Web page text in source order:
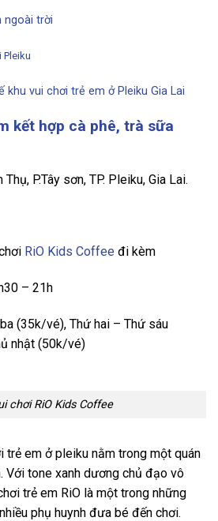
ngoài trời
Pleiku
khu vui chơi trẻ em ở Pleiku Gia Lai
kết hợp cà phê, trà sữa
P.Tây sơn, TP. Pleiku, Gia Lai.
RiO Kids Coffee đi kèm
– 21h
(35k/vé), Thứ hai – Thứ sáu
nhật (50k/vé)
chơi RiO Kids Coffee
trẻ em ở pleiku nằm trong một quán
Với tone xanh dương chủ đạo vô
trẻ em RiO là một trong những
phụ huynh đưa bé đến chơi.